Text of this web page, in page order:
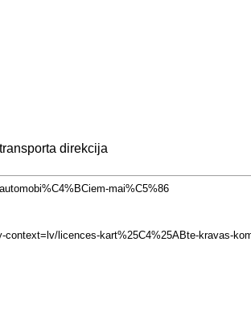
direkcija
mai%C5%86
licences-kart%25C4%25ABte-kravas-